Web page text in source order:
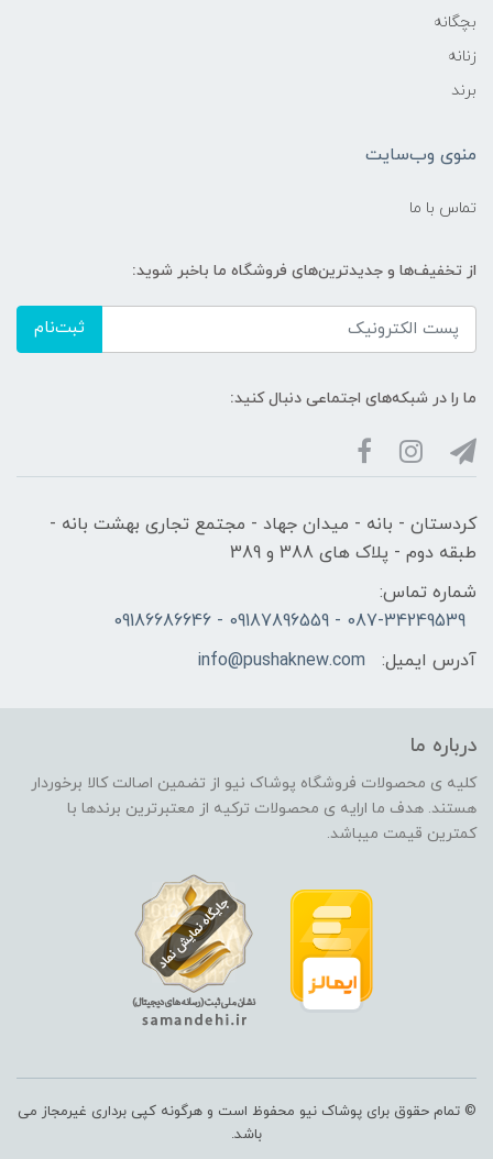
بچگانه
زنانه
برند
منوی وب‌سایت
تماس با ما
از تخفیف‌ها و جدیدترین‌های فروشگاه ما باخبر شوید:
ثبت‌نام
ما را در شبکه‌های اجتماعی دنبال کنید:
کردستان - بانه - میدان جهاد - مجتمع تجاری بهشت بانه -
طبقه دوم - پلاک های 388 و 389
شماره تماس:
087-34249539 - 09187896559 - 09186686646
آدرس ایمیل:
info@pushaknew.com
درباره ما
کلیه ی محصولات فروشگاه پوشاک نیو از تضمین اصالت کالا برخوردار
هستند. هدف ما ارایه ی محصولات ترکیه از معتبرترین برندها با
کمترین قیمت میباشد.
© تمام حقوق برای پوشاک نیو محفوظ است و هرگونه کپی برداری غیرمجاز می
باشد.